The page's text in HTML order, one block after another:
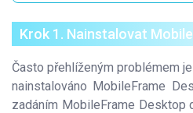
Krok 1. Nainstalovat
Často přehlíženým problémem
nainstalováno MobileFrame
zadáním MobileFrame Desktop